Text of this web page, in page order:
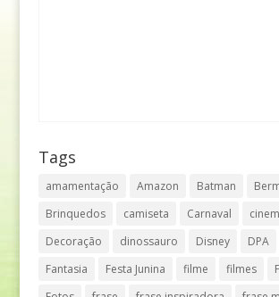
Tags
amamentação Amazon Batman
Brinquedos
camiseta Carnaval
Decoração
dinossauro Disney DPA
Fantasia
Festa Junina filme filmes